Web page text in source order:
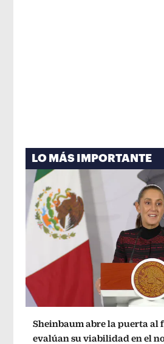
LO MÁS IMPORTANTE
Sheinbaum abre la puerta al
evalúan su viabilidad en el